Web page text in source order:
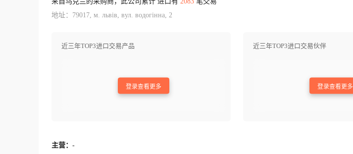
地址：79017, м. львів, вул. водогінна, 2
近三年TOP3进口交易产品
登录查看更多
近三年TOP3进口交易伙伴
登录查看更多
主营： -